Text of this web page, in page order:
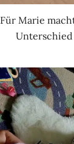
Marie
Unterschied